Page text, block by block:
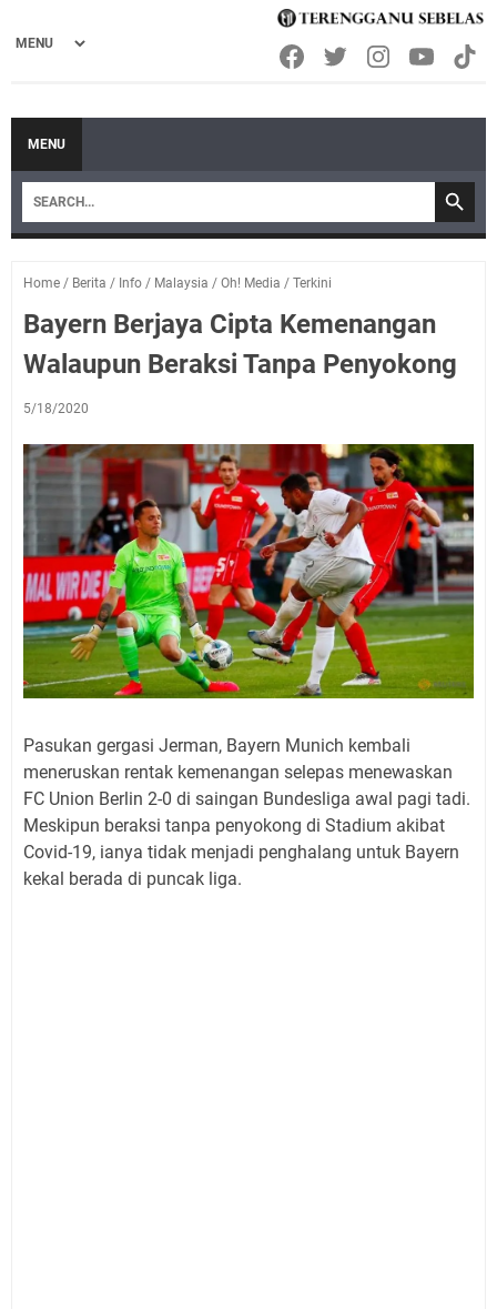
MENU
Home / Berita / Info / Malaysia / Oh! Media / Terkini
Bayern Berjaya Cipta Kemenangan
Walaupun Beraksi Tanpa Penyokong
5/18/2020
Pasukan gergasi Jerman, Bayern Munich kembali
meneruskan rentak kemenangan selepas menewaskan
FC Union Berlin 2-0 di saingan Bundesliga awal pagi tadi.
Meskipun beraksi tanpa penyokong di Stadium akibat
Covid-19, ianya tidak menjadi penghalang untuk Bayern
kekal berada di puncak liga.